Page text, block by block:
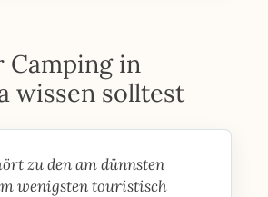
Camping in
wissen solltest
zu den am dünnsten
wenigsten touristisch